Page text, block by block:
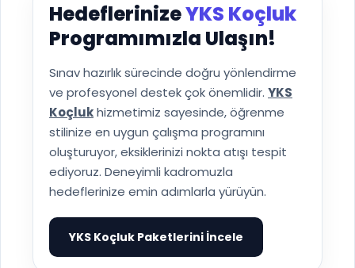
HedeflerinizeYKS Koçluk
Programımızla Ulaşın!
Sınav hazırlık sürecinde doğru yönlendirme
ve profesyonel destek çok önemlidir. YKS
Koçlukhizmetimiz sayesinde, öğrenme
stilinize en uygun çalışma programını
oluşturuyor, eksiklerinizi nokta atışı tespit
ediyoruz. Deneyimli kadromuzla
hedeflerinize emin adımlarla yürüyün.
YKS Koçluk Paketlerini İncele
▶